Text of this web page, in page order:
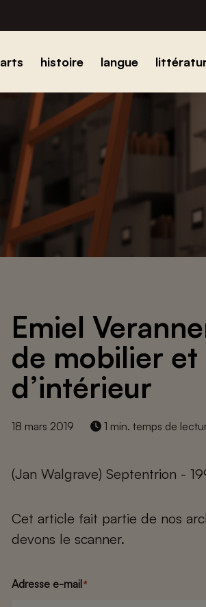
arts histoire langue
Emiel
de mobilier
d’intérieur
18 mars 2019 1 min. temps de
(Jan Walgrave) Septentrion -
Cet article fait partie de nos
devons le scanner.
Adresse e-mail *